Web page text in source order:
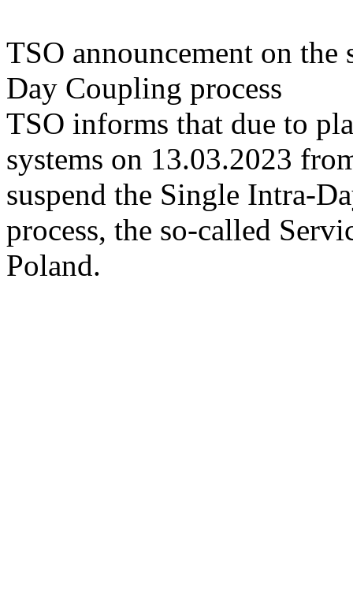
TSO announcement on
Day Coupling process
TSO informs that due to
systems on 13.03.2023
suspend the Single Intra-
process, the so-called
Poland.